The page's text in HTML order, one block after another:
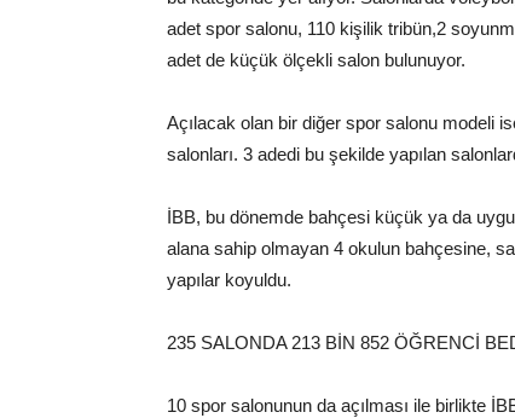
adet spor salonu, 110 kişilik tribün,2
adet de küçük ölçekli salon bulunuyor.
Açılacak olan bir diğer spor salonu modeli
salonları. 3 adedi bu şekilde yapılan
İBB, bu dönemde bahçesi küçük ya da
alana sahip olmayan 4 okulun bahçesine,
yapılar koyuldu.
235 SALONDA 213 BİN 852 ÖĞRENCİ
10 spor salonunun da açılması ile birlikte